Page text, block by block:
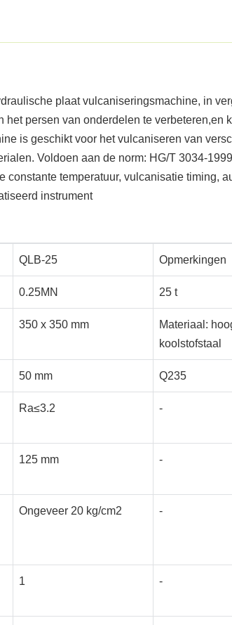
plaat vulcaniseringsmachine, in
persen van onderdelen te verbeteren,en
is geschikt voor het vulcaniseren van
Voldoen aan de norm: HG/T 3034-
temperatuur, vulcanisatie timing,
instrument
QLB-25 Opmerkingen
0.25MN 25 t
350 x 350 mm
Materiaal:
koolstofstaal
50 mm Q235
Ra≤3.2 -
125 mm -
Ongeveer 20 kg/cm2 -
1 -